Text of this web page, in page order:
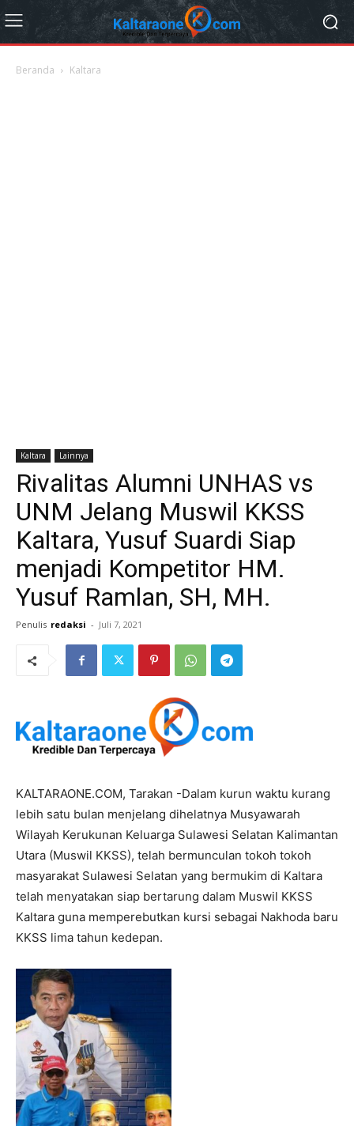
Beranda Kaltara
Kaltara Lainnya
Rivalitas Alumni UNHAS vs
UNM Jelang Muswil KKSS
Kaltara, Yusuf Suardi Siap
menjadi Kompetitor HM.
Yusuf Ramlan, SH, MH.
Penulis redaksi - Juli 7, 2021
KALTARAONE.COM, Tarakan -Dalam kurun waktu kurang
lebih satu bulan menjelang dihelatnya Musyawarah
Wilayah Kerukunan Keluarga Sulawesi Selatan Kalimantan
Utara (Muswil KKSS), telah bermunculan tokoh tokoh
masyarakat Sulawesi Selatan yang bermukim di Kaltara
telah menyatakan siap bertarung dalam Muswil KKSS
Kaltara guna memperebutkan kursi sebagai Nakhoda baru
KKSS lima tahun kedepan.